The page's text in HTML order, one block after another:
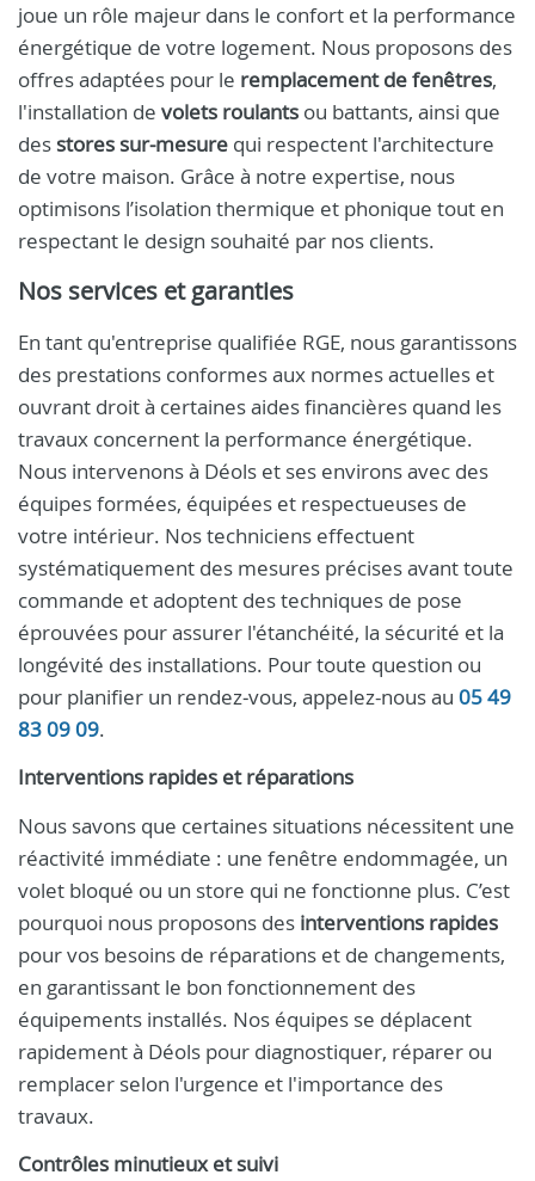
joue un rôle majeur dans le confort et la performance
énergétique de votre logement. Nous proposons des
offres adaptées pour le remplacement de fenêtres,
l'installation de volets roulants ou battants, ainsi que
des stores sur-mesure qui respectent l'architecture
de votre maison. Grâce à notre expertise, nous
optimisons l’isolation thermique et phonique tout en
respectant le design souhaité par nos clients.
Nos services et garanties
En tant qu'entreprise qualifiée RGE, nous garantissons
des prestations conformes aux normes actuelles et
ouvrant droit à certaines aides financières quand les
travaux concernent la performance énergétique.
Nous intervenons à Déols et ses environs avec des
équipes formées, équipées et respectueuses de
votre intérieur. Nos techniciens effectuent
systématiquement des mesures précises avant toute
commande et adoptent des techniques de pose
éprouvées pour assurer l'étanchéité, la sécurité et la
longévité des installations. Pour toute question ou
pour planifier un rendez‑vous, appelez-nous au 05 49
83 09 09.
Interventions rapides et réparations
Nous savons que certaines situations nécessitent une
réactivité immédiate : une fenêtre endommagée, un
volet bloqué ou un store qui ne fonctionne plus. C’est
pourquoi nous proposons des interventions rapides
pour vos besoins de réparations et de changements,
en garantissant le bon fonctionnement des
équipements installés. Nos équipes se déplacent
rapidement à Déols pour diagnostiquer, réparer ou
remplacer selon l'urgence et l'importance des
travaux.
Contrôles minutieux et suivi